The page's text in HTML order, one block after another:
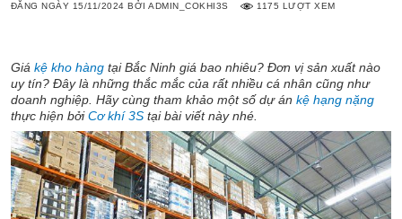
ĐĂNG NGÀY 15/11/2024 BỞIADMIN_COKHI3S 1175 LƯỢT XEM
Giá kệ kho hàng tại Bắc Ninh giá bao nhiêu? Đơn vị sản xuất nào
uy tín? Đây là những thắc mắc của rất nhiều cá nhân cũng như
doanh nghiệp. Hãy cùng tham khảo một số dự án kệ hạng nặng
thực hiện bởiCơ khí 3S tại bài viết này nhé.